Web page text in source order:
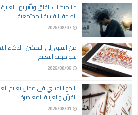
ديناميكيات القلق وتأثيراتها
الصحة النفسية المجتمعية
2026/08/07
من القلق إلى التمكين: الذكاء
نحو مهنة التعليم
2026/08/06
النحو النفسي في مجال تعليم
القرآن والعربية المعاصرة
2026/08/01